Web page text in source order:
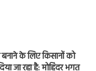
के लिए किसानों को